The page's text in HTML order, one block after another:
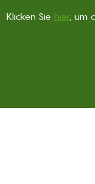
Klicken Sie hier, um